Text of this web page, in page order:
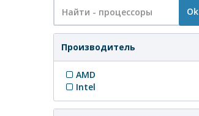
Ok
Производитель
AMD
Intel